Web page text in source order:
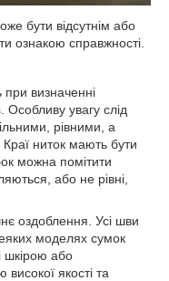
бути відсутнім або
ознакою справжності.
при визначенні
Особливу увагу слід
рівними, а
ниток мають бути
можна помітити
або не рівні,
оздоблення. Усі шви
моделях сумок
шкірою або
якості та